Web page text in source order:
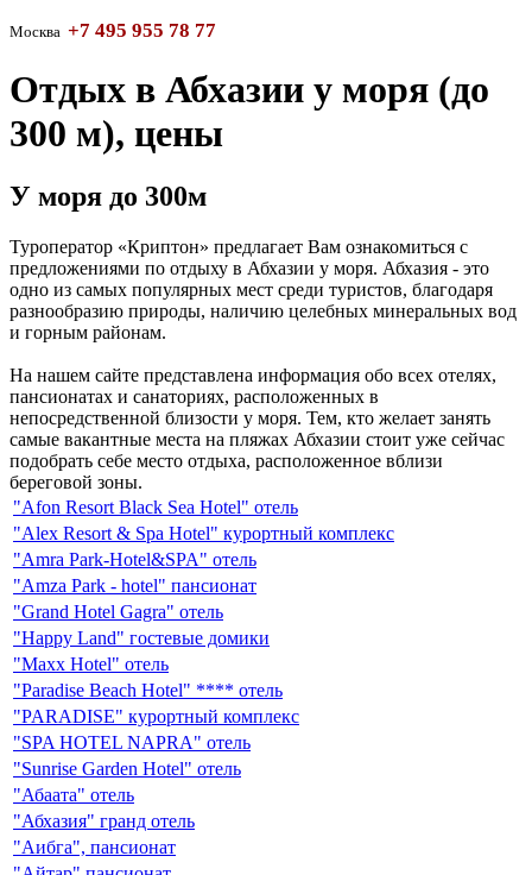
Москва +7 495 955 78 77
Отдых в Абхазии у моря (до
300 м), цены
У моря до 300м
Туроператор «Криптон» предлагает Вам ознакомиться с
предложениями по отдыху в Абхазии у моря. Абхазия - это
одно из самых популярных мест среди туристов, благодаря
разнообразию природы, наличию целебных минеральных вод
и горным районам.
На нашем сайте представлена информация обо всех отелях,
пансионатах и санаториях, расположенных в
непосредственной близости у моря. Тем, кто желает занять
самые вакантные места на пляжах Абхазии стоит уже сейчас
подобрать себе место отдыха, расположенное вблизи
береговой зоны.
"Afon Resort Black Sea Hotel" отель
"Alex Resort & Spa Hotel" курортный комплекс
"Amra Park-Hotel&SPA" отель
"Amza Park - hotel" пансионат
"Grand Hotel Gagra" отель
"Happy Land" гостевые домики
"Maxx Hotel" отель
"Paradise Beach Hotel" **** отель
"PARADISE" курортный комплекс
"SPA HOTEL NAPRA" отель
"Sunrise Garden Hotel" отель
"Абаата" отель
"Абхазия" гранд отель
"Аибга", пансионат